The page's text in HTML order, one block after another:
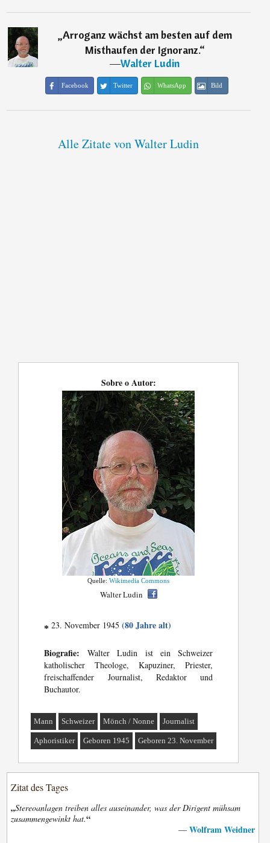
„Arroganz wächst am besten auf dem
Misthaufen der Ignoranz.“
―Walter Ludin
Facebook Twitter WhatsApp Bild
Alle Zitate von Walter Ludin
Sobre o Autor:
Quelle:Wikimedia Commons
Walter Ludin
* 23. November 1945(80 Jahre alt)
Biografie: Walter Ludin ist ein Schweizer
katholischer Theologe, Kapuziner, Priester,
freischaffender Journalist, Redaktor und
Buchautor.
Mann Schweizer Mönch / Nonne Journalist
Aphoristiker Geboren 1945 Geboren 23. November
Zitat des Tages
„Stereoanlagen treiben alles auseinander, was der Dirigent mühsam
zusammengewinkt hat.“
— Wolfram Weidner